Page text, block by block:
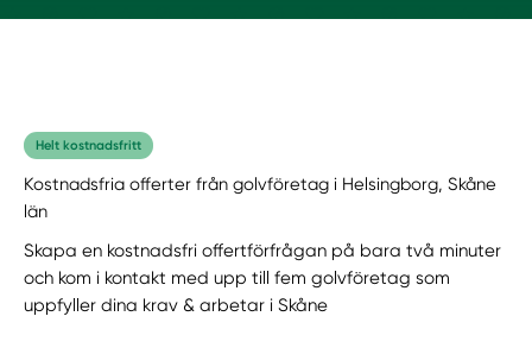
Helt kostnadsfritt
Kostnadsfria offerter från golvföretag i Helsingborg, Skåne
län
Skapa en kostnadsfri offertförfrågan på bara två minuter
och kom i kontakt med upp till fem golvföretag som
uppfyller dina krav & arbetar i Skåne